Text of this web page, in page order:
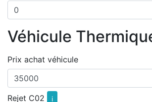
Véhicule
Prix achat véhicule
Rejet C02
i